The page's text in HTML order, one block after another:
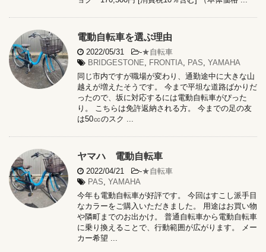
電動自転車を選ぶ理由
2022/05/31 -★自転車
BRIDGESTONE, FRONTIA, PAS, YAMAHA
同じ市内ですが職場が変わり、通勤途中に大きな山
越えが増えたそうです。 今まで平坦な道路ばかりだ
ったので、坂に対応するには電動自転車がぴった
り。 こちらは免許返納される方。 今までの足の友
は50㏄のスク ...
ヤマハ 電動自転車
2022/04/21 -★自転車
PAS, YAMAHA
今年も電動自転車が好評です。 今回はすこし派手目
なカラーをご購入いただきました。 用途はお買い物
や隣町までのお出かけ。 普通自転車から電動自転車
に乗り換えることで、行動範囲が広がります。 メー
カー希望 ...